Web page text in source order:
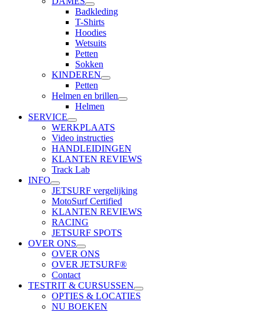
Badkleding
T-Shirts
Hoodies
Wetsuits
Petten
Sokken
KINDEREN
Petten
Helmen en brillen
Helmen
SERVICE
WERKPLAATS
Video instructies
HANDLEIDINGEN
KLANTEN REVIEWS
Track Lab
INFO
JETSURF vergelijking
MotoSurf Certified
KLANTEN REVIEWS
RACING
JETSURF SPOTS
OVER ONS
OVER ONS
OVER JETSURF®
Contact
TESTRIT & CURSUSSEN
OPTIES & LOCATIES
NU BOEKEN